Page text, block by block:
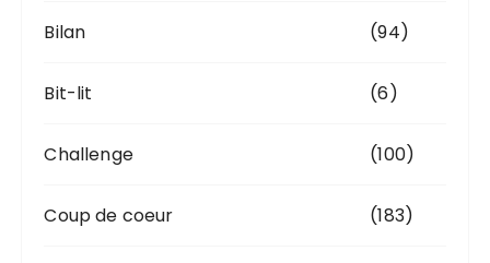
Bilan (94)
Bit-lit (6)
Challenge (100)
Coup de coeur (183)